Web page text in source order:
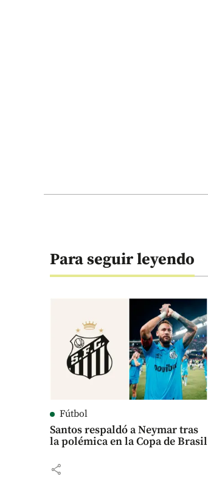
Para seguir leyendo
Fútbol
Santos respaldó a Neymar tras
la polémica en la Copa de Brasil
share